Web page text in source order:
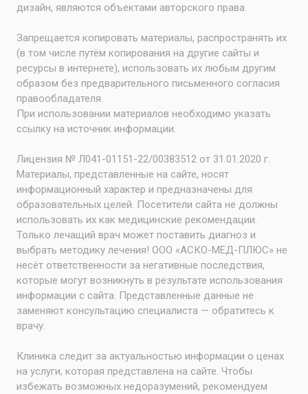
дизайн, являются объектами авторского права.
Запрещается копировать материалы, распространять их
(в том числе путём копирования на другие сайты и
ресурсы в интернете), использовать их любым другим
образом без предварительного письменного согласия
правообладателя.
При использовании материалов необходимо указать
ссылку на источник информации.
Лицензия № Л041-01151-22/00383512 от 31.01.2020 г.
Материалы, представленные на сайте, носят
информационный характер и предназначены для
образовательных целей. Посетители сайта не должны
использовать их как медицинские рекомендации.
Только лечащий врач может поставить диагноз и
выбрать методику лечения! ООО «АСКО-МЕД-ПЛЮС» не
несёт ответственности за негативные последствия,
которые могут возникнуть в результате использования
информации с сайта. Представленные данные не
заменяют консультацию специалиста — обратитесь к
врачу.
Клиника следит за актуальностью информации о ценах
на услуги, которая представлена на сайте. Чтобы
избежать возможных недоразумений, рекомендуем